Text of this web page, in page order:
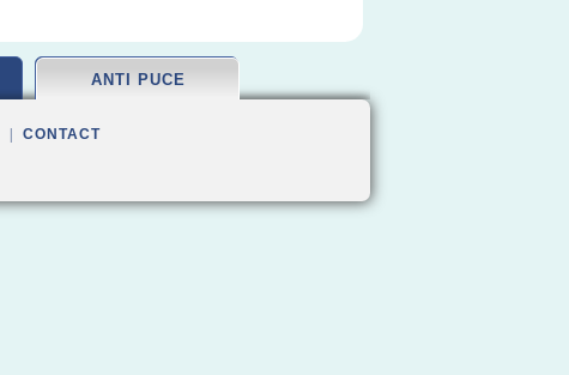
ANTI PUCE
CONTACT